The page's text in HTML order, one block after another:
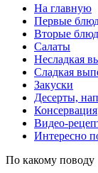
На главную
Первые
Вторые
Салаты
Несладкая
Сладкая
Закуски
Десерты,
Консервация
Видео-
Интересно
По какому поводу